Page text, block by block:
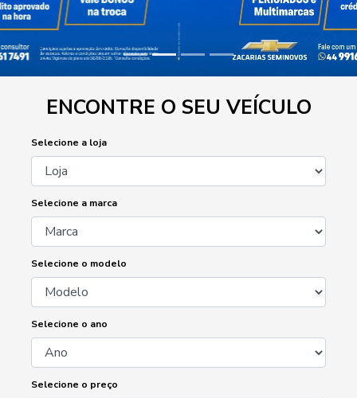
ENCONTRE O SEU VEÍCULO
Selecione a loja
Selecione a marca
Selecione o modelo
Selecione o ano
Selecione o preço